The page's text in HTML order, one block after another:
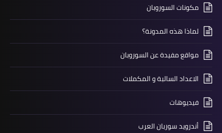
مكونات السوروبان
لماذا هذه المدونة؟
مواقع مفيدة عن السوروبان
الاعداد السالبة و المكملات
فيديوهات
أندرويد سوربان العرب